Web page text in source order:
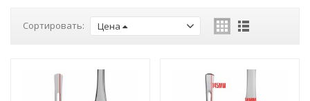
Сортировать: Цена